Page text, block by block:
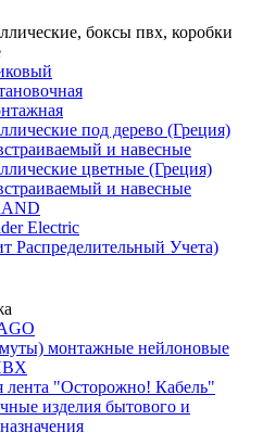
боксы пвх, коробки
под дерево (Греция)
и навесные
цветные (Греция)
и навесные
Electric
Учета)
монтажные нейлоновые
лента "Осторожно! Кабель"
изделия бытового и